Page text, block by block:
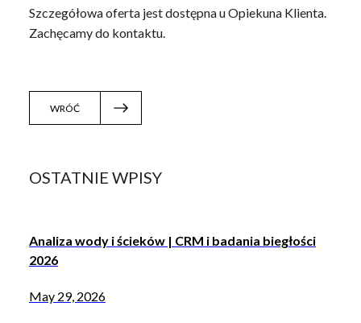
Szczegółowa oferta jest dostępna u Opiekuna Klienta.
Zachęcamy do kontaktu.
WRÓĆ
OSTATNIE WPISY
Analiza wody i ścieków | CRM i badania biegłości
2026
May 29, 2026